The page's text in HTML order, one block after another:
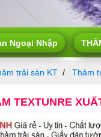
Ngoại Nhập
trải sàn KT Thảm
TEXTUNRE